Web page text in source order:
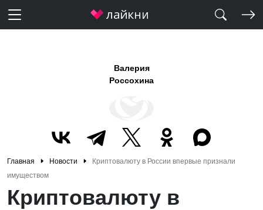
Валерия
Россохина
Главная Новости
Криптовалюту в России впервые признали
имуществом
Криптовалюту в